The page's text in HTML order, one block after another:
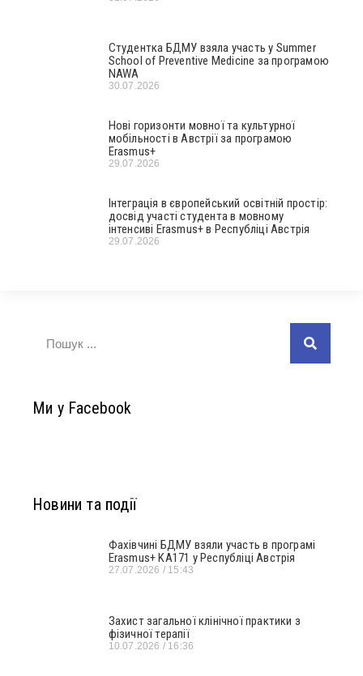
Студентка БДМУ взяла участь у Summer
School of Preventive Medicine за програмою
NAWA
30.07.2026
Нові горизонти мовної та культурної
мобільності в Австрії за програмою
Erasmus+
29.07.2026
Інтеграція в європейський освітній простір:
досвід участі студента в мовному
інтенсиві Erasmus+ в Республіці Австрія
29.07.2026
Ми у Facebook
Новини та події
Фахівчині БДМУ взяли участь в програмі
Erasmus+ KA171 у Республіці Австрія
27.07.2026 15:43
Захист загальної клінічної практики з
фізичної терапії
10.07.2026 16:36